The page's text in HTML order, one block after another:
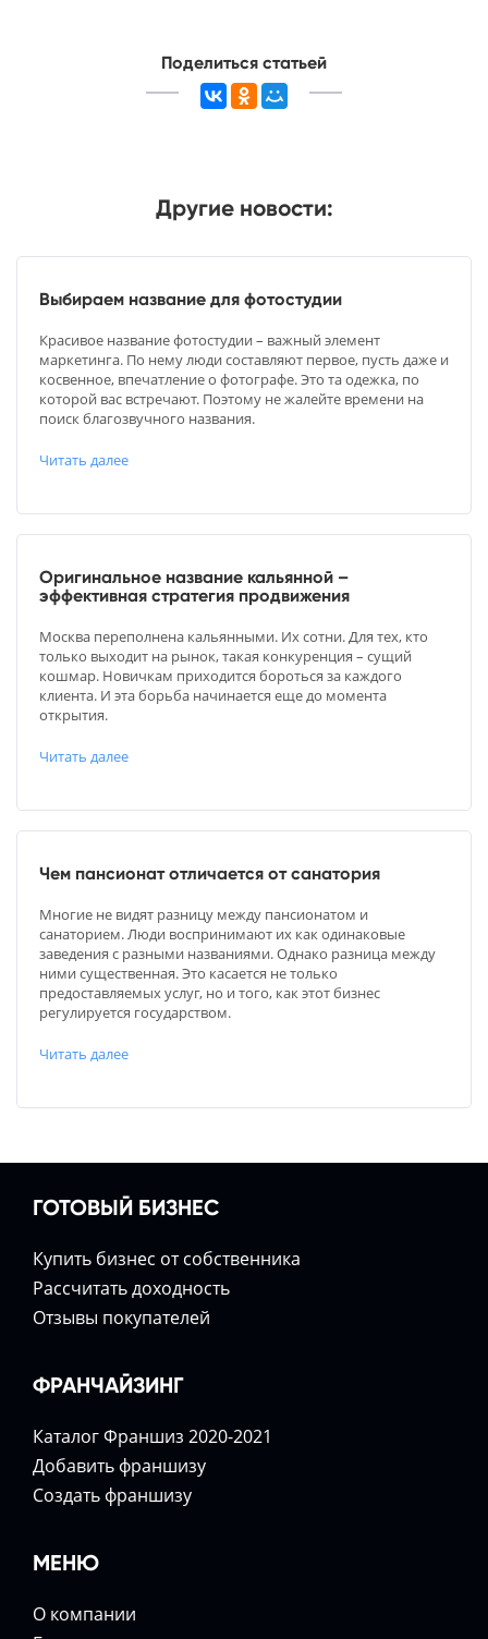
Поделиться статьей
Другие новости:
Выбираем название для фотостудии
Красивое название фотостудии – важный элемент
маркетинга. По нему люди составляют первое, пусть даже и
косвенное, впечатление о фотографе. Это та одежка, по
которой вас встречают. Поэтому не жалейте времени на
поиск благозвучного названия.
Читать далее
Оригинальное название кальянной –
эффективная стратегия продвижения
Москва переполнена кальянными. Их сотни. Для тех, кто
только выходит на рынок, такая конкуренция – сущий
кошмар. Новичкам приходится бороться за каждого
клиента. И эта борьба начинается еще до момента
открытия.
Читать далее
Чем пансионат отличается от санатория
Многие не видят разницу между пансионатом и
санаторием. Люди воспринимают их как одинаковые
заведения с разными названиями. Однако разница между
ними существенная. Это касается не только
предоставляемых услуг, но и того, как этот бизнес
регулируется государством.
Читать далее
ГОТОВЫЙ БИЗНЕС
Купить бизнес от собственника
Расcчитать доходность
Отзывы покупателей
ФРАНЧАЙЗИНГ
Каталог Франшиз 2020-2021
Добавить франшизу
Создать франшизу
МЕНЮ
О компании